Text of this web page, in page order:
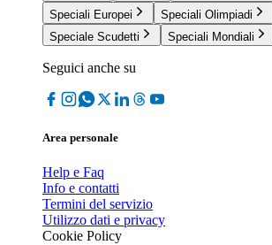
Speciali Europei
Speciali Olimpiadi
Speciale Scudetti
Speciali Mondiali
Seguici anche su
Area personale
Help e Faq
Info e contatti
Termini del servizio
Utilizzo dati e privacy
Cookie Policy